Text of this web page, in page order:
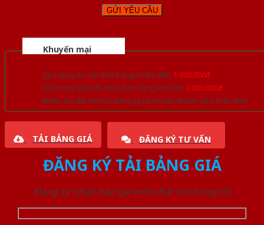
Khuyến mại
Quà tặng đồ nội thất trang trí lên đến 1.000.000đ
Giảm trực tiếp khi mua đơn hàng lớn hơn 3.000.000đ
Nhiều ưu đãi lớn khi đăng ký tài khoản thành viên thân thiết
TẢI BẢNG GIÁ ĐĂNG KÝ TƯ VẤN
ĐĂNG KÝ TẢI BẢNG GIÁ
Đăng ký nhận báo giá mới nhất từ chúng tôi